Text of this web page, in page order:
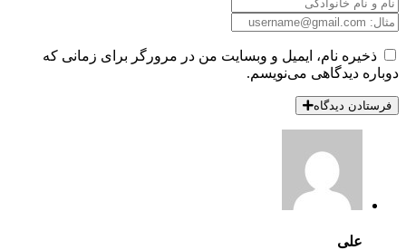
ذخیره نام، ایمیل و وبسایت من در مرورگر برای زمانی که
دوباره دیدگاهی می‌نویسم.
فرستادن دیدگاه
علی